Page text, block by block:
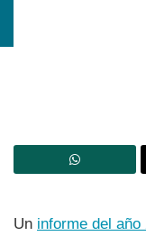
Un informe del